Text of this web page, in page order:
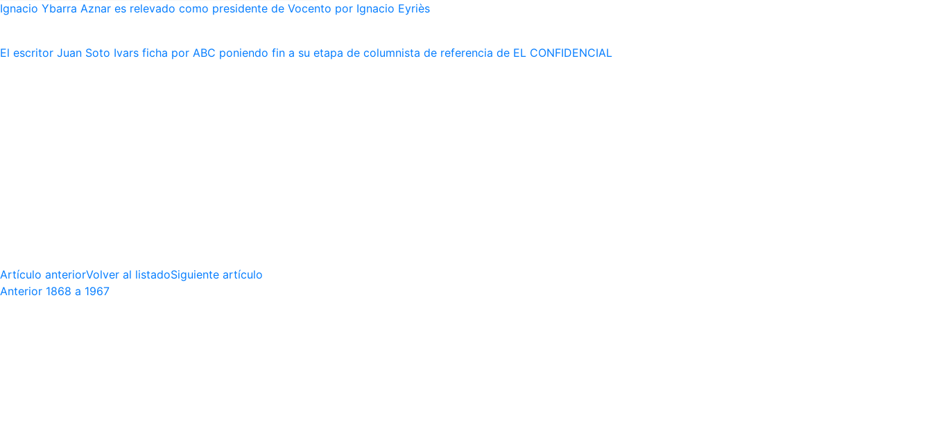
Ignacio Ybarra Aznar es relevado como presidente de Vocento por Ignacio Eyriès
El escritor Juan Soto Ivars ficha por ABC poniendo fin a su etapa de columnista de referencia de EL CONFIDENCIAL
Artículo anteriorVolver al listadoSiguiente artículo
Anterior 1868 a 1967